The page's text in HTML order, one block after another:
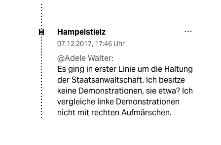
H Hampelstielz
07.12.2017, 17:46 Uhr
@Adele Walter:
Es ging in erster Linie um die Haltung
der Staatsanwaltschaft. Ich besitze
keine Demonstrationen, sie etwa? Ich
vergleiche linke Demonstrationen
nicht mit rechten Aufmärschen.